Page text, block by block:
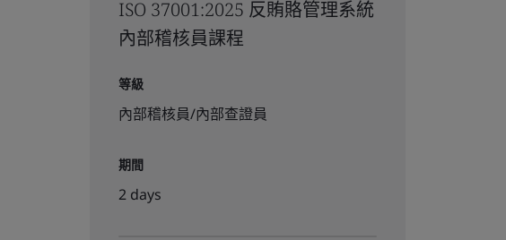
ISO 37001:2025 反賄賂管理系統
內部稽核員課程
等級
內部稽核員/內部查證員
期間
2 days